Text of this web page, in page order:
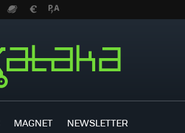
MAGNET NEWSLETTER